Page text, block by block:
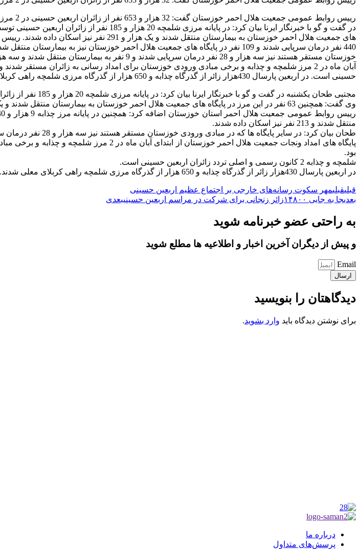
رییس
حسینی است. در اربعین پارسال 430هزار زائر از گذرگاه چذابه و 650 هزار از گذرگاه مرزی شلمچه راهی کربلای معلی شدند.
مجتبی طحان یکشنبه در گفت و گو با خبرنگار ایرنا بیان کرد: در پایانه مرزی شلمچه 20 هزار و 185 نفر از زائران اربعین حسینی توسط جمعیت هلال احمر خوزستان درمان سرپایی شدند.
وی گفت: همچنین 63 نفر در این مرز در پایگاه های جمعیت هلال احمر خوزستان به بیمارستان منتقل شدند و یک هزار و 291 نفر نیز اسکان داده شدند.
منتقل شدند و 213 نفر نیز اسکان داده شدند.
طحان بیان کرد: در سایر پایگاه ها که در مبادی ورودی خوزستان مستقر هستند نیز سه هزار و 28 نفر درمان سرپایی شدند و 9 نفر به بیمارستان منتقل شدند و سه هزار و 804 نفر نیز اسکان داده شدند.
پایگاه های امداد ونجات جمعیت هلال احمر
بود.
شلمچه و چذابه 2 کانون رسمی و اصلی تردد زائران اربعین حسینی است.
در اربعین پارسال 430هزار زائر از گذرگاه چذابه و 650 هزار از گذرگاه مرزی شلمچه راهی کربلای معلی شدند.
قبلیقبلیمهر سکوت رسانه‌های خارجی بر اجتماع عظیم اربعین حسینی
بعدیجا به جایی ۱۴۸۰۰زائر زنجانی برای شرکت در مراسم اربعین حسینی بعدی
به راحتی عضو خبرنامه شوید
و پیش از دیگران آخرین اخبار و اطلاعیه ها مطلع شوید
Email
ارسال
دیدگاهتان را بنویسید
برای نوشتن دیدگاه باید وارد بشوید.
درباره ما
پرسش‌های متداول